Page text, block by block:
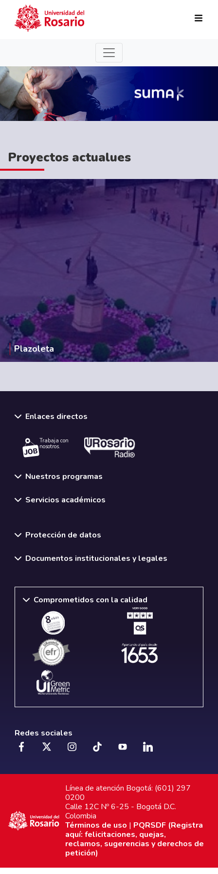
Proyectos actualues
Plazoleta
Enlaces directos
Trabaja con
nosotros.
Nuestros programas
Servicios académicos
Protección de datos
Documentos institucionales y legales
Comprometidos con la calidad
Redes sociales
Línea de atención Bogotá: (601) 297
0200
Calle 12C Nº 6-25 - Bogotá D.C.
Colombia
Términos de uso | PQRSDF (Registra
aquí: felicitaciones, quejas,
reclamos, sugerencias y derechos de
petición)